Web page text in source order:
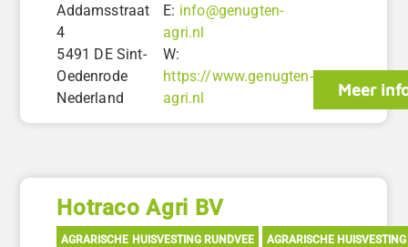
Addamsstraat
4
5491 DE Sint-
Oedenrode
Nederland
E: info@genugten-
agri.nl
W:
https://www.genugten-
agri.nl
Meer
Hotraco Agri BV
AGRARISCHE HUISVESTING RUNDVEE AGRARISCHE